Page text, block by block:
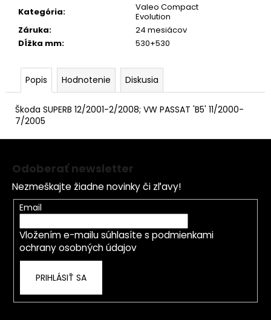
Kategória:
Valeo Compact
Evolution
Záruka:
24 mesiácov
Dĺžka mm: 530+530
Popis Hodnotenie Diskusia
Škoda SUPERB 12/2001-2/2008; VW PASSAT 'B5' 11/2000-
7/2005
ú
č
a
m
Z
Odoberať newsletter
Nezmeškajte žiadne novinky či zľavy!
Email
Vložením e-mailu súhlasíte s podmienkami
ochrany osobných údajov
PRIHLÁSIŤ SA